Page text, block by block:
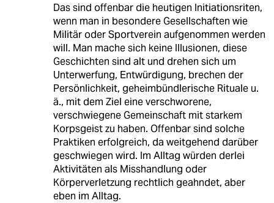
Das sind offenbar die heutigen Initiationsriten,
wenn man in besondere Gesellschaften wie
Militär oder Sportverein aufgenommen werden
will. Man mache sich keine Illusionen, diese
Geschichten sind alt und drehen sich um
Unterwerfung, Entwürdigung, brechen der
Persönlichkeit, geheimbündlerische Rituale u.
ä., mit dem Ziel eine verschworene,
verschwiegene Gemeinschaft mit starkem
Korpsgeist zu haben. Offenbar sind solche
Praktiken erfolgreich, da weitgehend darüber
geschwiegen wird. Im Alltag würden derlei
Aktivitäten als Misshandlung oder
Körperverletzung rechtlich geahndet, aber
eben im Alltag.